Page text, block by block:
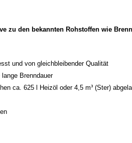
zu den bekannten Rohstoffen wie
und vongleichbleibender Qualität
Brenndauer
ca. 625 l Heizöl oder 4,5 m³ (Ster)